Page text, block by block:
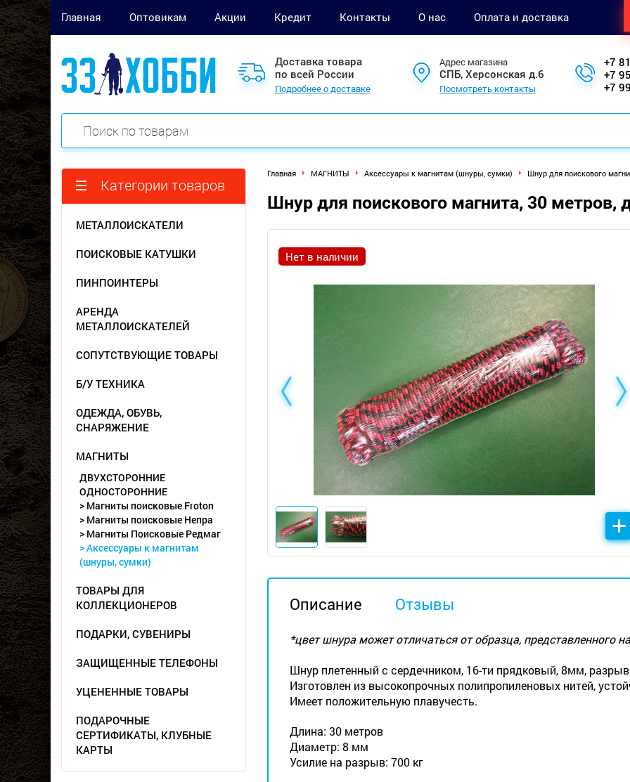
Главная Оптовикам Акции Кредит Контакты О нас Оплата и доставка
Доставка товара
по всей России
Подробнее о доставке
Адрес магазина
СПБ, Херсонская д.6
Посмотреть контакты
+7
+7
+7
Категории товаров
МЕТАЛЛОИСКАТЕЛИ
ПОИСКОВЫЕ КАТУШКИ
ПИНПОИНТЕРЫ
АРЕНДА
МЕТАЛЛОИСКАТЕЛЕЙ
СОПУТСТВУЮЩИЕ ТОВАРЫ
Б/У ТЕХНИКА
ОДЕЖДА, ОБУВЬ,
СНАРЯЖЕНИЕ
МАГНИТЫ
ДВУХСТОРОННИЕ
ОДНОСТОРОННИЕ
> Магниты поисковые Froton
> Магниты поисковые Непра
> Магниты Поисковые Редмаг
> Аксессуары к магнитам
(шнуры, сумки)
ТОВАРЫ ДЛЯ
КОЛЛЕКЦИОНЕРОВ
ПОДАРКИ, СУВЕНИРЫ
ЗАЩИЩЕННЫЕ ТЕЛЕФОНЫ
УЦЕНЕННЫЕ ТОВАРЫ
ПОДАРОЧНЫЕ
СЕРТИФИКАТЫ, КЛУБНЫЕ
КАРТЫ
Главная МАГНИТЫ Аксессуары к магнитам (шнуры, сумки) Шнур для поискового
Шнур для поискового магнита, 30
Нет в наличии
Описание Отзывы
*цвет шнура может отличаться от образца, представленного
Шнур плетенный с сердечником, 16-ти прядковый, 8мм,
Изготовлен из высокопрочных полипропиленовых нитей,
Имеет положительную плавучесть.
Длина: 30 метров
Диаметр: 8 мм
Усилие на разрыв: 700 кг